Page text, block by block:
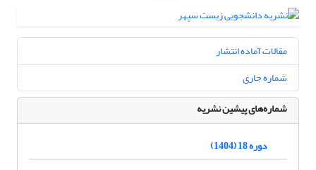
مقالات آماده انتشار
شماره جاری
شماره‌های پیشین نشریه
دوره 18 (1404)